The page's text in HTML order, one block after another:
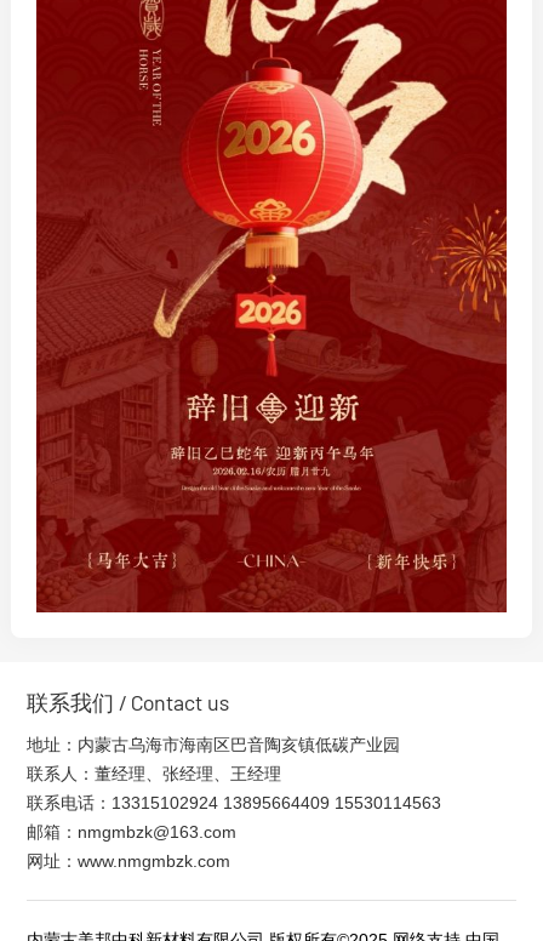
联系我们 / Contact us
地址：内蒙古乌海市海南区巴音陶亥镇低碳产业园
联系人：董经理、张经理、王经理
联系电话：13315102924 13895664409 15530114563
邮箱： nmgmbzk@163.com
网址：www.nmgmbzk.com